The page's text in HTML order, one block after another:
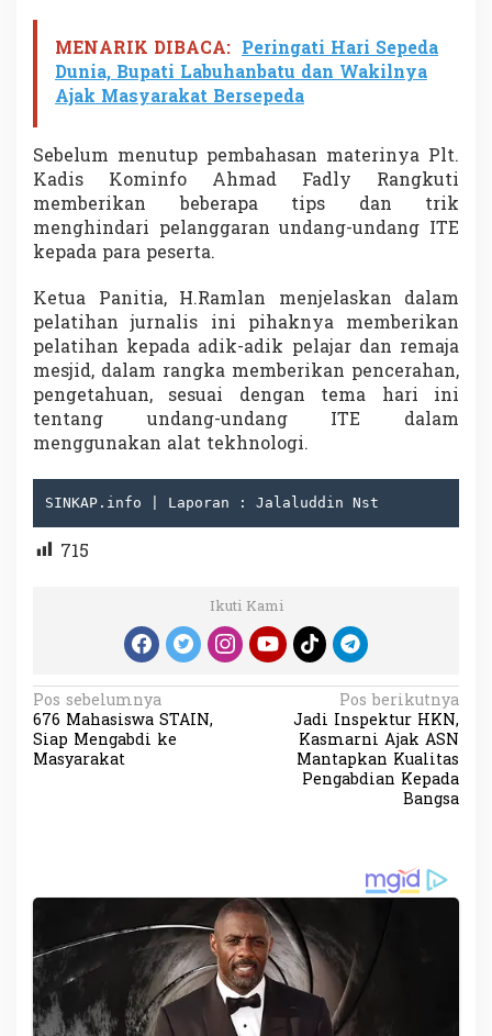
l
a
m
P
a
t
i
h
a
n
u
r
n
a
l
i
s
t
i
k
I
a
MENARIK DIBACA: Peringati Hari Sepeda
Dunia, Bupati Labuhanbatu dan Wakilnya
Ajak Masyarakat Bersepeda
Sebelum menutup pembahasan materinya Plt.
Kadis Kominfo Ahmad Fadly Rangkuti
memberikan beberapa tips dan trik
menghindari pelanggaran undang-undang ITE
kepada para peserta.
Ketua Panitia, H.Ramlan menjelaskan dalam
pelatihan jurnalis ini pihaknya memberikan
pelatihan kepada adik-adik pelajar dan remaja
mesjid, dalam rangka memberikan pencerahan,
pengetahuan, sesuai dengan tema hari ini
tentang undang-undang ITE dalam
menggunakan alat tekhnologi.
SINKAP.info | Laporan : Jalaluddin Nst
715
Ikuti Kami
N
a
v
s
p
o
s
Pos sebelumnya
676 Mahasiswa STAIN,
Siap Mengabdi ke
Masyarakat
Pos berikutnya
Jadi Inspektur HKN,
Kasmarni Ajak ASN
Mantapkan Kualitas
Pengabdian Kepada
Bangsa